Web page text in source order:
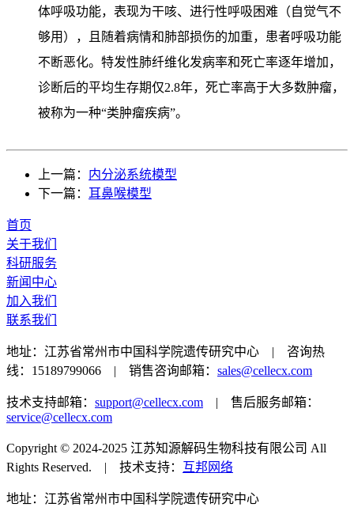
体呼吸功能，表现为干咳、进行性呼吸困难（自觉气不
够用），且随着病情和肺部损伤的加重，患者呼吸功能
不断恶化。特发性肺纤维化发病率和死亡率逐年增加，
诊断后的平均生存期仅2.8年，死亡率高于大多数肿瘤，
被称为一种“类肿瘤疾病”。
上一篇： 内分泌系统模型
下一篇： 耳鼻喉模型
首页
关于我们
科研服务
新闻中心
加入我们
联系我们
地址：江苏省常州市中国科学院遗传研究中心 | 咨询热
线：15189799066 | 销售咨询邮箱： sales@cellecx.com
技术支持邮箱： support@cellecx.com | 售后服务邮箱：
service@cellecx.com
Copyright © 2024-2025 江苏知源解码生物科技有限公司 All
Rights Reserved. | 技术支持： 互邦网络
地址：江苏省常州市中国科学院遗传研究中心